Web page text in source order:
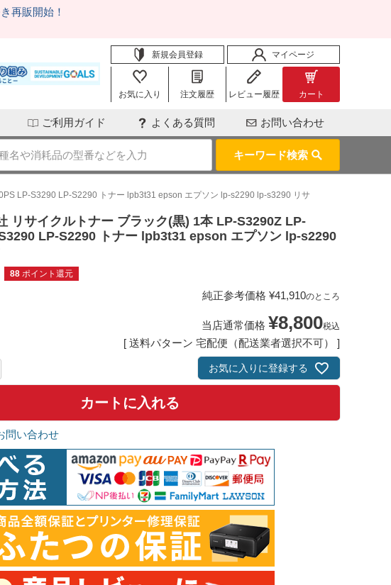
再販開始！
新規会員登録 マイページ
お気に入り 注文履歴 レビュー履歴 カート
ご利用ガイド よくある質問 お問い合わせ
キーワード検索
LP-S3290 LP-S2290 トナー lpb3t31 epson エプソン lp-s2290 lp-s3290 リサ
リサイクルトナー ブラック(黒) 1本 LP-S3290Z LP-
LP-S2290 トナー lpb3t31 epson エプソン lp-s2290
88 ポイント還元
純正参考価格 ¥41,910のところ
当店通常価格 ¥8,800税込
送料パターン 宅配便（配送業者選択不可）
お気に入りに登録する
カートに入れる
問い合わせ